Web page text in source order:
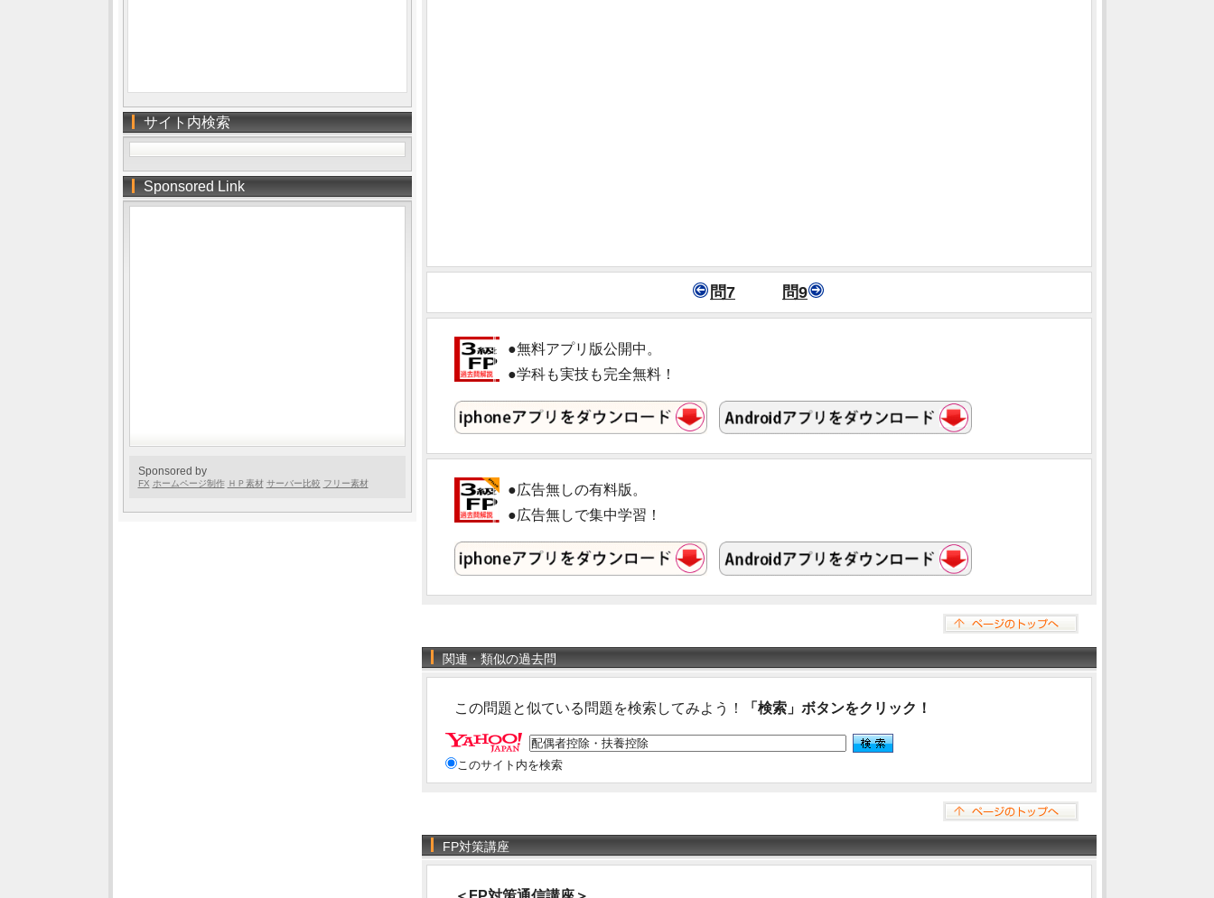
問7 問9
●無料アプリ版公開中。
●学科も実技も完全無料！
●広告無しの有料版。
●広告無しで集中学習！
関連・類似の過去問
この問題と似ている問題を検索してみよう！ 「検索」ボタンをクリック！
このサイト内を検索
FP対策講座
サイト内検索
Sponsored Link
Sponsored by
FX ホームページ制作 ＨＰ素材 サーバー比較 フリー素材